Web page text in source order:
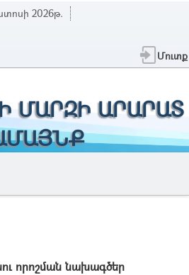
2026թ.
Մուտք
ՄԱՐԶԻ ԱՐԱՐԱՏ
որոշման նախագծեր